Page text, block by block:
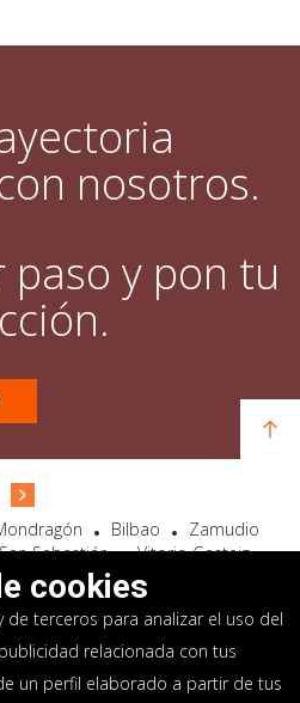
nosotros.
y pon tu
Bilbao
Zamudio
Sebastián
Vitoria-Gasteiz
El Astillero Bidart
Mondragón
– SPAIN
cookies
terceros para analizar el uso del
relacionada con tus
un perfil elaborado a partir de tus